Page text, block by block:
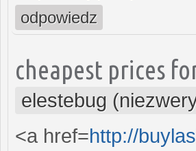
odpowiedz
cheapest prices
elestebug
<a href=http://